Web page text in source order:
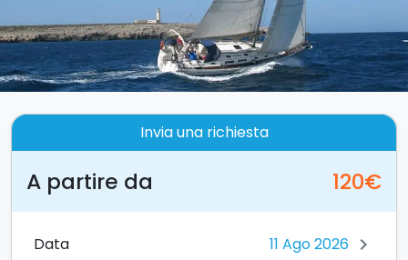
Invia una richiesta
A partire da 120€
Data chevron_right